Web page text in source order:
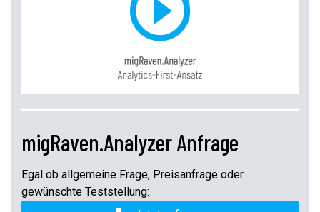
migRaven.Analyzer Anfrage
Egal ob allgemeine Frage, Preisanfrage oder
gewünschte Teststellung: